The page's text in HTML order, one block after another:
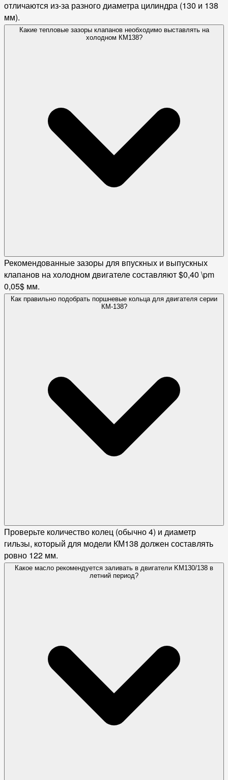
отличаются из-за разного диаметра цилиндра (130 и 138
мм).
Какие тепловые зазоры клапанов необходимо выставлять на
холодном КМ138?
Рекомендованные зазоры для впускных и выпускных
клапанов на холодном двигателе составляют $0,40 \pm
0,05$ мм.
Как правильно подобрать поршневые кольца для двигателя серии
КМ-138?
Проверьте количество колец (обычно 4) и диаметр
гильзы, который для модели КМ138 должен составлять
ровно 122 мм.
Какое масло рекомендуется заливать в двигатели KM130/138 в
летний период?